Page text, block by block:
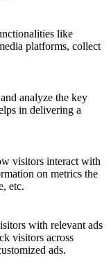
like
platforms, collect
analyze the key
in delivering a
visitors interact with
on metrics the
etc.
with relevant ads
visitors across
ads.